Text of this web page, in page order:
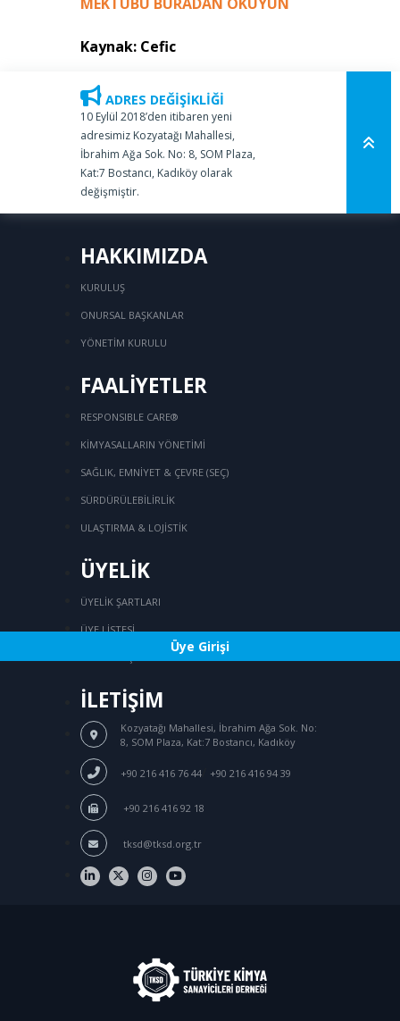
Üye Girişi
MEKTUBU BURADAN OKUYUN
Kaynak: Cefic
ADRES DEĞİŞİKLİĞİ
10 Eylül 2018’den itibaren yeni
adresimiz Kozyatağı Mahallesi,
İbrahim Ağa Sok. No: 8, SOM Plaza,
Kat:7 Bostancı, Kadıköy olarak
değişmiştir.
HAKKIMIZDA
KURULUŞ
ONURSAL BAŞKANLAR
YÖNETİM KURULU
FAALİYETLER
RESPONSIBLE CARE®
KİMYASALLARIN YÖNETİMİ
SAĞLIK, EMNİYET & ÇEVRE (SEÇ)
SÜRDÜRÜLEBİLİRLİK
ULAŞTIRMA & LOJİSTİK
ÜYELİK
ÜYELİK ŞARTLARI
ÜYE LİSTESİ
İLETİŞİM
Kozyatağı Mahallesi, İbrahim Ağa Sok. No:
8, SOM Plaza, Kat:7 Bostancı, Kadıköy
+90 216 416 76 44/ +90 216 416 94 39
+90 216 416 92 18
tksd@tksd.org.tr